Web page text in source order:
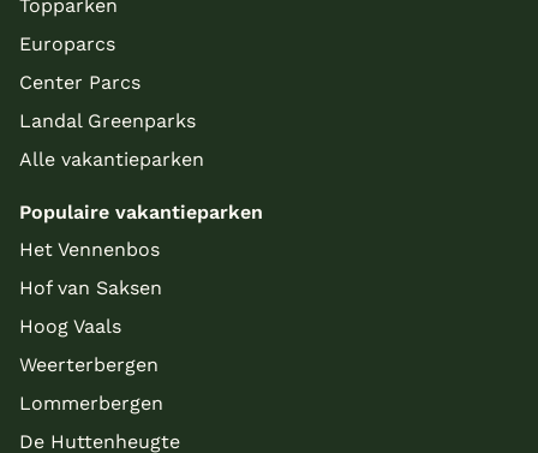
Topparken
Europarcs
Center Parcs
Landal Greenparks
Alle vakantieparken
Populaire vakantieparken
Het Vennenbos
Hof van Saksen
Hoog Vaals
Weerterbergen
Lommerbergen
De Huttenheugte